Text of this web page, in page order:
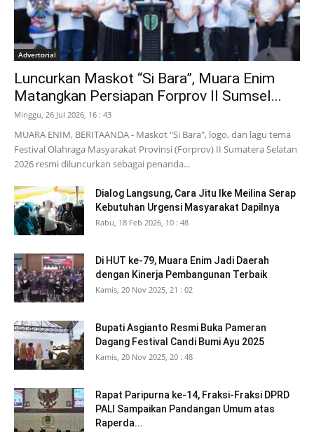
Advertorial
Luncurkan Maskot “Si Bara”, Muara Enim
Matangkan Persiapan Forprov II Sumsel...
Minggu, 26 Jul 2026, 16 : 43
MUARA ENIM, BERITAANDA - Maskot "Si Bara", logo, dan lagu tema
Festival Olahraga Masyarakat Provinsi (Forprov) II Sumatera Selatan
2026 resmi diluncurkan sebagai penanda...
Dialog Langsung, Cara Jitu Ike Meilina Serap
Kebutuhan Urgensi Masyarakat Dapilnya
Rabu, 18 Feb 2026, 10 : 48
Di HUT ke-79, Muara Enim Jadi Daerah
dengan Kinerja Pembangunan Terbaik
Kamis, 20 Nov 2025, 21 : 02
Bupati Asgianto Resmi Buka Pameran
Dagang Festival Candi Bumi Ayu 2025
Kamis, 20 Nov 2025, 20 : 48
Rapat Paripurna ke-14, Fraksi-Fraksi DPRD
PALI Sampaikan Pandangan Umum atas
Raperda...